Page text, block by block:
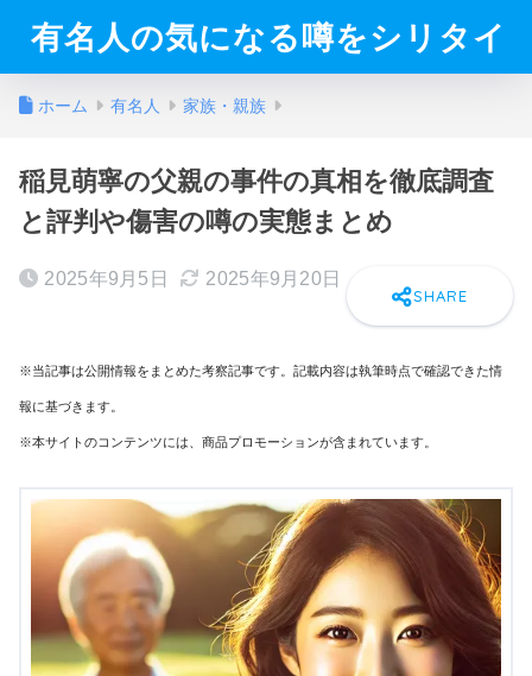
有名人の気になる噂をシリタイ
ホーム 有名人 家族・親族
稲見萌寧の父親の事件の真相を徹底調査
と評判や傷害の噂の実態まとめ
2025年9月5日 2025年9月20日
※当記事は公開情報をまとめた考察記事です。記載内容は執筆時点で確認できた情
報に基づきます。
※本サイトのコンテンツには、商品プロモーションが含まれています。